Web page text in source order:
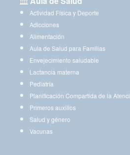
Actividad Física y Deporte
Adicciones
Alimentación
Aula de Salud para Familias
Envejecimiento saludable
Lactancia materna
Pediatría
Planificación Compartida de la
Primeros auxilios
Salud y género
Vacunas